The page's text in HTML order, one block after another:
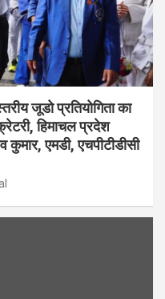
जूडो प्रतियोगिता का
हिमाचल प्रदेश
कुमार, एमडी, एचपीटीडीसी